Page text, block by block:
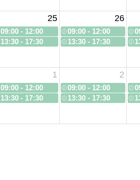
25
09:00 - 12:00
13:30 - 17:30
26
09:00 - 12:00
13:30 - 17:30
1
09:00 - 12:00
13:30 - 17:30
2
09:00 - 12:00
13:30 - 17:30